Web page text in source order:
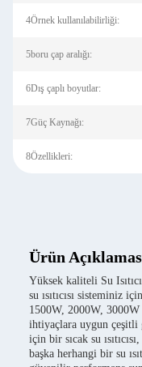
4Örnek kullanılabilirliği:
5boru çap aralığı:
6Dış çaplı boyutlar:
7Güç Kaynağı:
8Özellikleri:
Ürün
Yüksek kaliteli Su
su ısıtıcısı sisteminiz
1500W, 2000W,
ihtiyaçlara uygun çeşitli
için bir sıcak su
başka herhangi bir su